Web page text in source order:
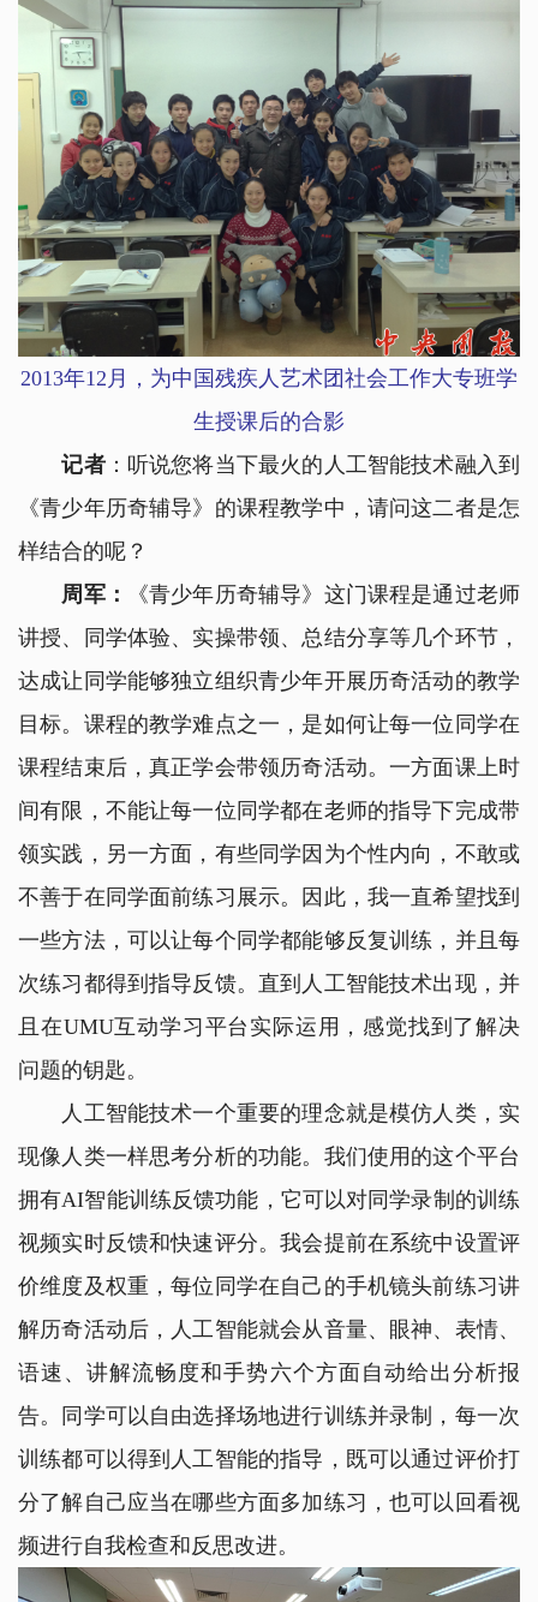
2013年12月，为中国残疾人艺术团社会工作大专班学
生授课后的合影
记者：听说您将当下最火的人工智能技术融入到
《青少年历奇辅导》的课程教学中，请问这二者是怎
样结合的呢？
周军：
《青少年历奇辅导》这门课程是通过老师
讲授、同学体验、实操带领、总结分享等几个环节，
达成让同学能够独立组织青少年开展历奇活动的教学
目标。课程的教学难点之一，是如何让每一位同学在
课程结束后，真正学会带领历奇活动。一方面课上时
间有限，不能让每一位同学都在老师的指导下完成带
领实践，另一方面，有些同学因为个性内向，不敢或
不善于在同学面前练习展示。因此，我一直希望找到
一些方法，可以让每个同学都能够反复训练，并且每
次练习都得到指导反馈。直到人工智能技术出现，并
且在UMU互动学习平台实际运用，感觉找到了解决
问题的钥匙。
人工智能技术一个重要的理念就是模仿人类，实
现像人类一样思考分析的功能。我们使用的这个平台
拥有AI智能训练反馈功能，它可以对同学录制的训练
视频实时反馈和快速评分。我会提前在系统中设置评
价维度及权重，每位同学在自己的手机镜头前练习讲
解历奇活动后，人工智能就会从音量、眼神、表情、
语速、讲解流畅度和手势六个方面自动给出分析报
告。同学可以自由选择场地进行训练并录制，每一次
训练都可以得到人工智能的指导，既可以通过评价打
分了解自己应当在哪些方面多加练习，也可以回看视
频进行自我检查和反思改进。